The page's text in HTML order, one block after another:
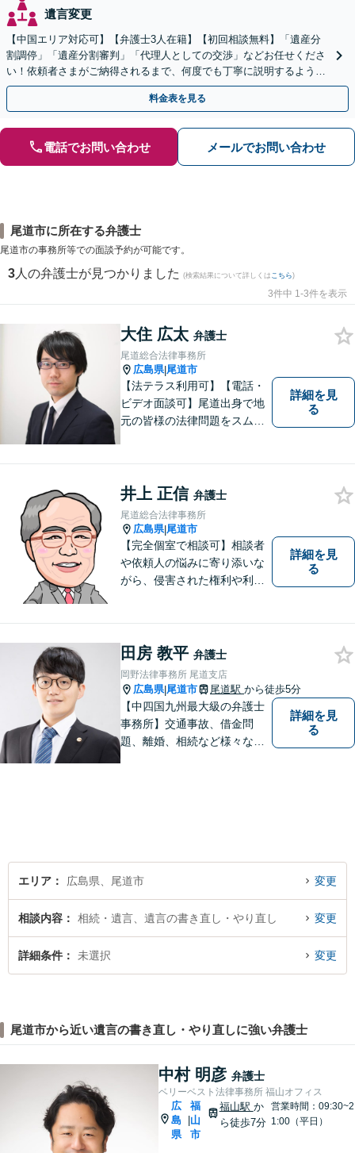
遺言変更
【中国エリア対応可】【弁護士3人在籍】【初回相談無料】「遺産分
割調停」「遺産分割審判」「代理人としての交渉」などお任せくださ
い！依頼者さまがご納得されるまで、何度でも丁寧に説明するよう心
掛けています【土日祝／夜間対応可】【当日／電話相談可】
料金表を見る
電話でお問い合わせ メールでお問い合わせ
尾道市に所在する弁護士
尾道市の事務所等での面談予約が可能です。
3 人の弁護士が見つかりました (検索結果について詳しくは こちら)
3件中 1-3件を表示
大住 広太 弁護士
尾道総合法律事務所
広島県|尾道市
【法テラス利用可】【電話・
ビデオ面談可】尾道出身で地
元の皆様の法律問題をスムー
気配り、親身な対応がモット
ーで、様々な分野における法
的サービスを提供いたしま
す。
詳細を見
る
井上 正信 弁護士
尾道総合法律事務所
広島県|尾道市
【完全個室で相談可】相談者
や依頼人の悩みに寄り添いな
がら、侵害された権利や利益
やご依頼に関して、どんな問
題でもお気軽にお声掛けくだ
さい。
詳細を見
る
田房 教平 弁護士
岡野法律事務所 尾道支店
広島県|尾道市 尾道駅 から徒歩5分
【中四国九州最大級の弁護士
事務所】交通事故、借金問
題、離婚、相続など様々な問
詳細を見
る
エリア 広島県、尾道市 変更
相談内容 相続・遺言、遺言の書き直し・やり直し 変更
詳細条件 未選択 変更
尾道市から近い遺言の書き直し・やり直しに強い弁護士
中村 明彦 弁護士
ベリーベスト法律事務所 福山オフィス
広
島
県
福
山
市
福山駅 か
ら徒歩7分
営業時間：09:30~2
1:00（平日）